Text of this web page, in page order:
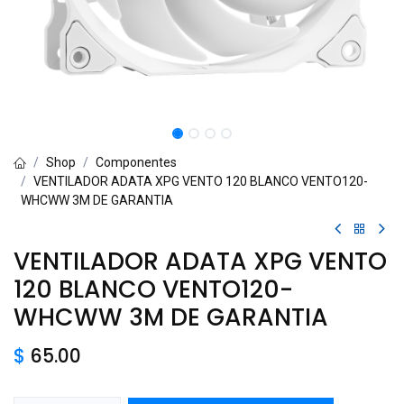
Shop
Componentes
VENTILADOR ADATA XPG VENTO 120 BLANCO VENTO120-
WHCWW 3M DE GARANTIA
VENTILADOR ADATA XPG VENTO
120 BLANCO VENTO120-
WHCWW 3M DE GARANTIA
$ 65.00